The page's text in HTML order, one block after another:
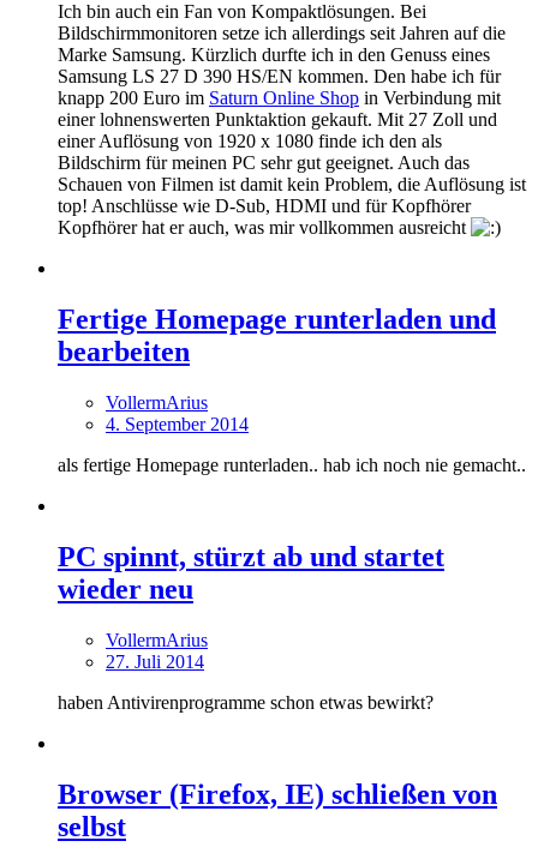
Ich bin auch ein Fan von Kompaktlösungen. Bei
Bildschirmmonitoren setze ich allerdings seit Jahren auf die
Marke Samsung. Kürzlich durfte ich in den Genuss eines
Samsung LS 27 D 390 HS/EN kommen. Den habe ich für
knapp 200 Euro im Saturn Online Shop in Verbindung mit
einer lohnenswerten Punktaktion gekauft. Mit 27 Zoll und
einer Auflösung von 1920 x 1080 finde ich den als
Bildschirm für meinen PC sehr gut geeignet. Auch das
Schauen von Filmen ist damit kein Problem, die Auflösung ist
top! Anschlüsse wie D-Sub, HDMI und für Kopfhörer
Kopfhörer hat er auch, was mir vollkommen ausreicht
Fertige Homepage runterladen und
bearbeiten
VollermArius
4. September 2014
als fertige Homepage runterladen.. hab ich noch nie gemacht..
PC spinnt, stürzt ab und startet
wieder neu
VollermArius
27. Juli 2014
haben Antivirenprogramme schon etwas bewirkt?
Browser (Firefox, IE) schließen von
selbst